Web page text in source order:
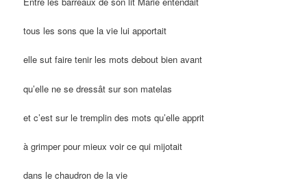
tous les sons que la vie lui apportait
elle sut faire tenir les mots debout bien avant
qu’elle ne se dressât sur son matelas
et c’est sur le tremplin des mots qu’elle apprit
à grimper pour mieux voir ce qui mijotait
dans le chaudron de la vie